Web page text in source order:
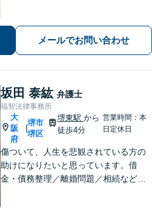
広く対応。トラブル解決のための身近
な相談相手として、お気軽にご連絡く
ださい。
メールでお問い合わせ
坂田 泰紘 弁護士
福智法律事務所
大
阪
府
堺市
堺区
堺東駅 から
徒歩4分
営業時間：本
日定休日
傷ついて、人生を悲観されている方の
助けになりたいと思っています。借
金・債務整理／離婚問題／相続など、